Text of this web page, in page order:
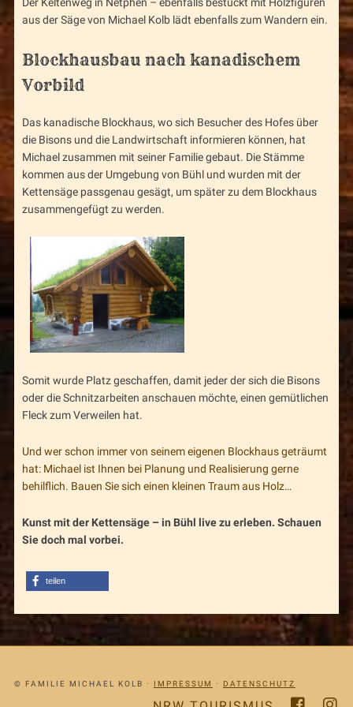
aus der Säge von Michael Kolb lädt ebenfalls zum Wandern ein.
Blockhausbau nach kanadischem
Vorbild
Das kanadische Blockhaus, wo sich Besucher des Hofes über
die Bisons und die Landwirtschaft informieren können, hat
Michael zusammen mit seiner Familie gebaut. Die Stämme
kommen aus der Umgebung von Bühl und wurden mit der
Kettensäge passgenau gesägt, um später zu dem Blockhaus
zusammengefügt zu werden.
Somit wurde Platz geschaffen, damit jeder der sich die Bisons
oder die Schnitzarbeiten anschauen möchte, einen gemütlichen
Fleck zum Verweilen hat.
Und wer schon immer von seinem eigenen Blockhaus geträumt
hat: Michael ist Ihnen bei Planung und Realisierung gerne
behilflich. Bauen Sie sich einen kleinen Traum aus Holz…
Kunst mit der Kettensäge – in Bühl live zu erleben. Schauen
Sie doch mal vorbei.
teilen
© FAMILIE MICHAEL KOLB · IMPRESSUM · DATENSCHUTZ